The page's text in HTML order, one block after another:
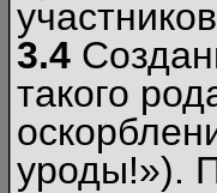
3.4
такого
уроды!»).